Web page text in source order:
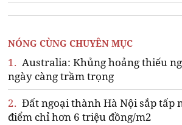
NÓNG CÙNG CHUYÊN MỤC
1. Australia: Khủng hoảng thiếu
ngày càng trầm trọng
2. Đất ngoại thành Hà Nội sắp tấp
điểm chỉ hơn 6 triệu đồng/m2